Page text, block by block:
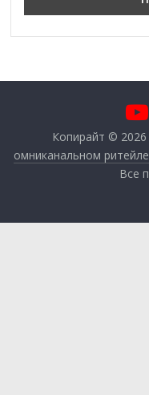
Копирайт © 2026
омниканальном
Все